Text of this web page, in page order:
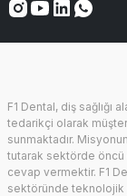
F1 Dental, diş sağlığı
tedarikçi olarak
sunmaktadır.
tutarak sektörde öncü
cevap vermektir. F1
sektöründe teknolojik